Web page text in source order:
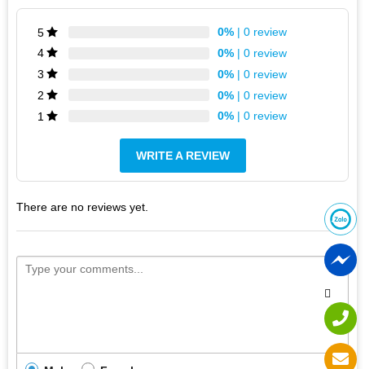
Thiết kế Laptop HP Pavilion Blue
Có thiết kế đẹp và chắc chắn, sản phẩm khá mỏng nhẹ đối
với một chiếc lap top 15.6 inch. Máy sử dụng khung nhựa
cho cảm giác cầm máy trên tay tương đối mát mẻ và thoải
phân giải full HD cùng công nghệ led-backlit có chất lượng
chắn, các lớp hiển thị được ép chặt vào nhau, hiển thị chi
5 0% | 0 review
4
0% | 0 review
3
0% | 0 review
2
0% | 0 review
1
0% | 0 review
WRITE A REVIEW
There are no reviews yet.